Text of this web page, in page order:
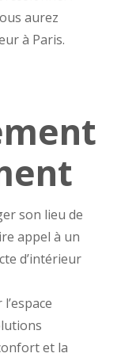
aurez
à Paris.
son lieu de
appel à un
d’intérieur
et la